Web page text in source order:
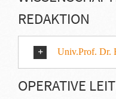
REDAKTION
Univ.Prof. Dr.
OPERATIVE